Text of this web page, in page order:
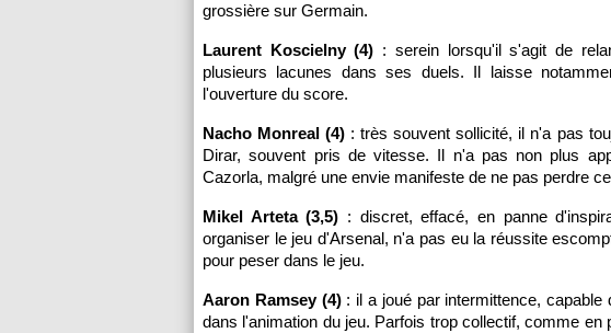
grossière sur Germain.
Laurent Koscielny (4) : serein lorsqu'il s'agit de
plusieurs lacunes dans ses duels. Il laisse
l'ouverture du score.
Nacho Monreal (4) : très souvent sollicité, il n'a pas
Dirar, souvent pris de vitesse. Il n'a pas non plus
Cazorla, malgré une envie manifeste de ne pas perdre
Mikel Arteta (3,5) : discret, effacé, en panne
organiser le jeu d'Arsenal, n'a pas eu la réussite
pour peser dans le jeu.
Aaron Ramsey (4): il a joué par intermittence, capable
dans l'animation du jeu. Parfois trop collectif, comme en